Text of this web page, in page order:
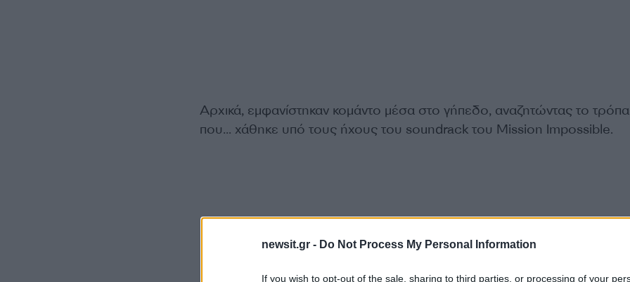
newsit.gr - Do Not Process My Personal Information
If you wish to opt-out of the sale, sharing to third parties, or processing of your
Αρχικά, εμφανίστηκαν κομάντο μέσα στο γήπεδο, αναζητώντας το
που… χάθηκε υπό τους ήχους του soundrack του Mission Impossible.